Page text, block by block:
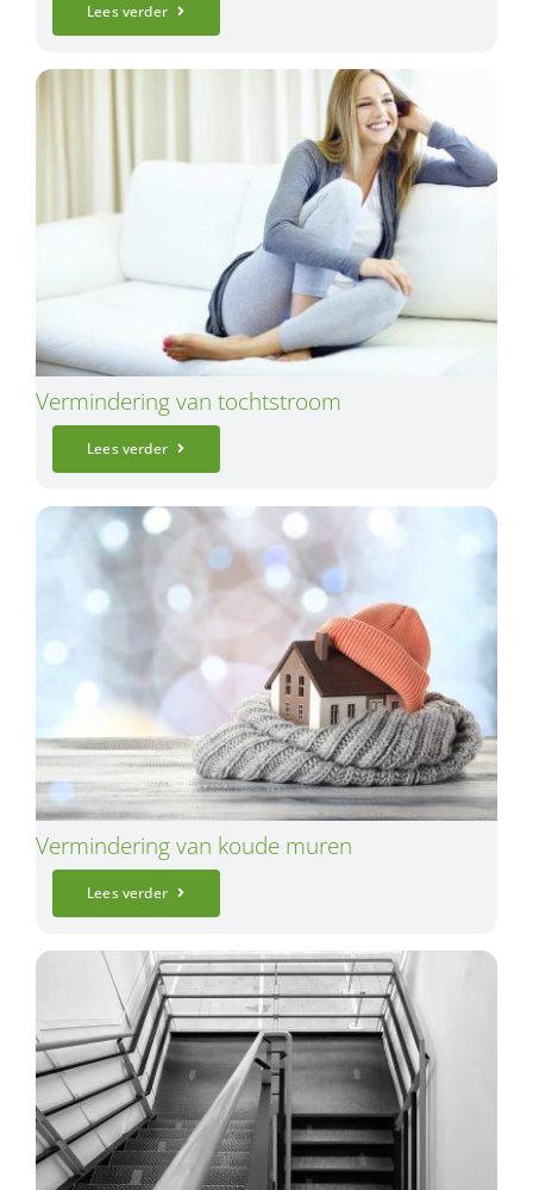
Lees verder
Vermindering van tochtstroom
Lees verder
Vermindering van koude muren
Lees verder